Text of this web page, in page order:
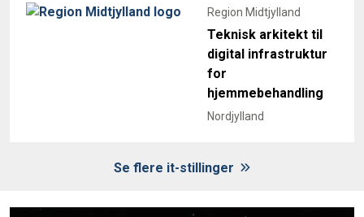
Region Midtjylland
Teknisk arkitekt til
digital infrastruktur
for
hjemmebehandling
Nordjylland
Se flere it-stillinger